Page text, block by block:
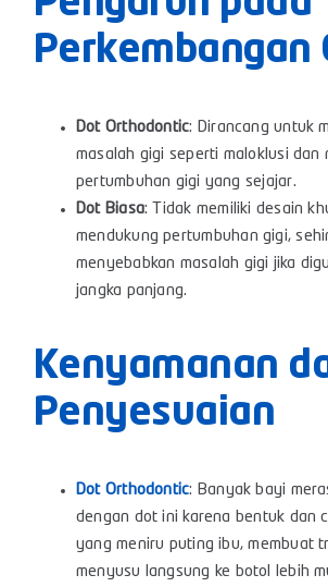
Perkembangan
Dot Orthodontic: Dirancang untuk
masalah gigi seperti maloklusi dan
pertumbuhan gigi yang sejajar.
Dot Biasa: Tidak memiliki desain
mendukung pertumbuhan gigi,
menyebabkan masalah gigi jika
jangka panjang.
Kenyamanan
Penyesuaian
Dot Orthodontic: Banyak bayi
dengan dot ini karena bentuk dan
yang meniru puting ibu, membuat
menyusu langsung ke botol lebih